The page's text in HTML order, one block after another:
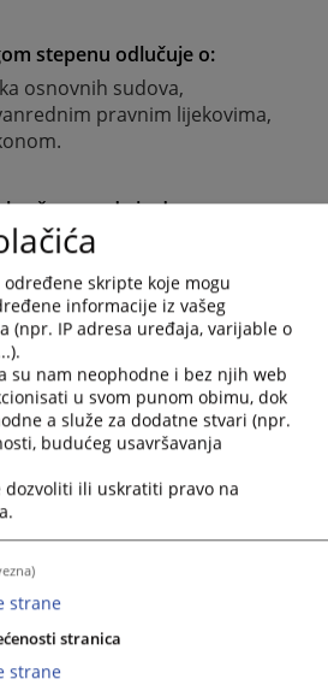
stepenu odlučuje o:
osnovnih sudova,
pravnim lijekovima,
suda je da:
nadležnosti između
područja u skladu sa
nadležnosti sa jednog
osnovni sud na svom
i prestanku mjera
osude, na osnovu
pomilovanje u skladu sa
stranih sudova, stranih
arbitraža,
pravnu pomoć u krivičnim
zakonom.
skripte koje mogu
informacije iz vašeg
(npr. IP adresa uređaja, varijable o
su nam neophodne i bez njih web
u svom punom obimu, dok
a služe za dodatne stvari (npr.
budućeg usavršavanja
dozvoliti ili uskratiti pravo na
strane
stranica
strane